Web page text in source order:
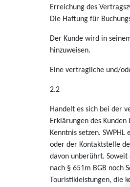
Erreichung des
Die Haftung für
Der Kunde wird in
hinzuweisen.
Eine vertragliche und/
2.2
Handelt es sich bei der
Erklärungen des
Kenntnis setzen.
oder der Kontaktstelle
davon unberührt.
nach § 651m BGB noch
Touristikleistungen, die